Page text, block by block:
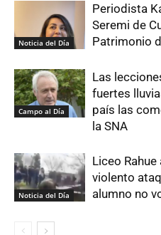
Noticia del Día
Periodista
Seremi de
Patrimonio
Campo al Día
Las
fuertes
país las
la SNA
Noticia del Día
Liceo
violento
alumno no